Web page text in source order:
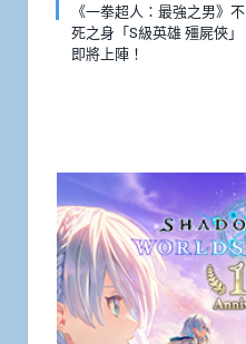
《一拳超人：最強之男》不
死之身「S級英雄 殭屍俠」
即將上陣！